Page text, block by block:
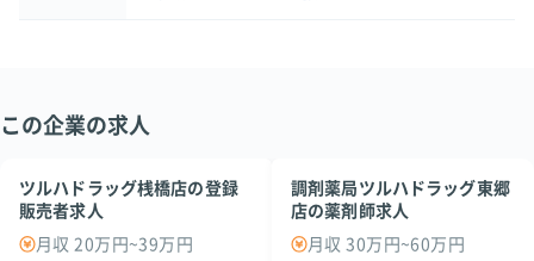
この企業の求人
ツルハドラッグ桟橋店の登録
販売者求人
月収 20万円~39万円
調剤薬局ツルハドラッグ東郷
店の薬剤師求人
月収 30万円~60万円